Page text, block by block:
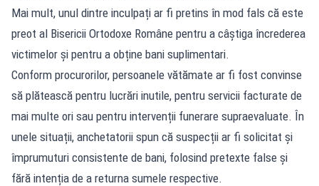
Mai mult, unul dintre inculpați ar fi pretins în mod fals că este
preot al Bisericii Ortodoxe Române pentru a câștiga încrederea
victimelor și pentru a obține bani suplimentari.
Conform procurorilor, persoanele vătămate ar fi fost convinse
să plătească pentru lucrări inutile, pentru servicii facturate de
mai multe ori sau pentru intervenții funerare supraevaluate. În
unele situații, anchetatorii spun că suspecții ar fi solicitat și
împrumuturi consistente de bani, folosind pretexte false și
fără intenția de a returna sumele respective.